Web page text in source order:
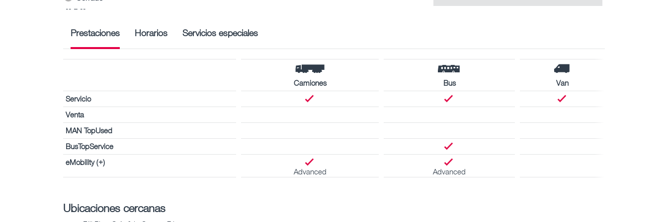
-- – --
Prestaciones Horarios Servicios especiales
Camiones Bus
Van
Servicio
Venta
MAN TopUsed
BusTopService
eMobility (+)
Advanced
Advanced
Ubicaciones cercanas